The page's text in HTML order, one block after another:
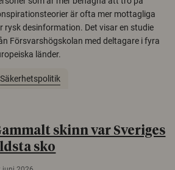
är ofta mer mottagliga
rysk desinformation. Det visar en studie
Försvarshögskolan med deltagare i fyra
länder.
Säkerhetspolitik
skinn var Sveriges
sko